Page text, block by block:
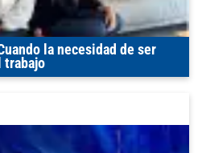
la necesidad de ser
trabajo